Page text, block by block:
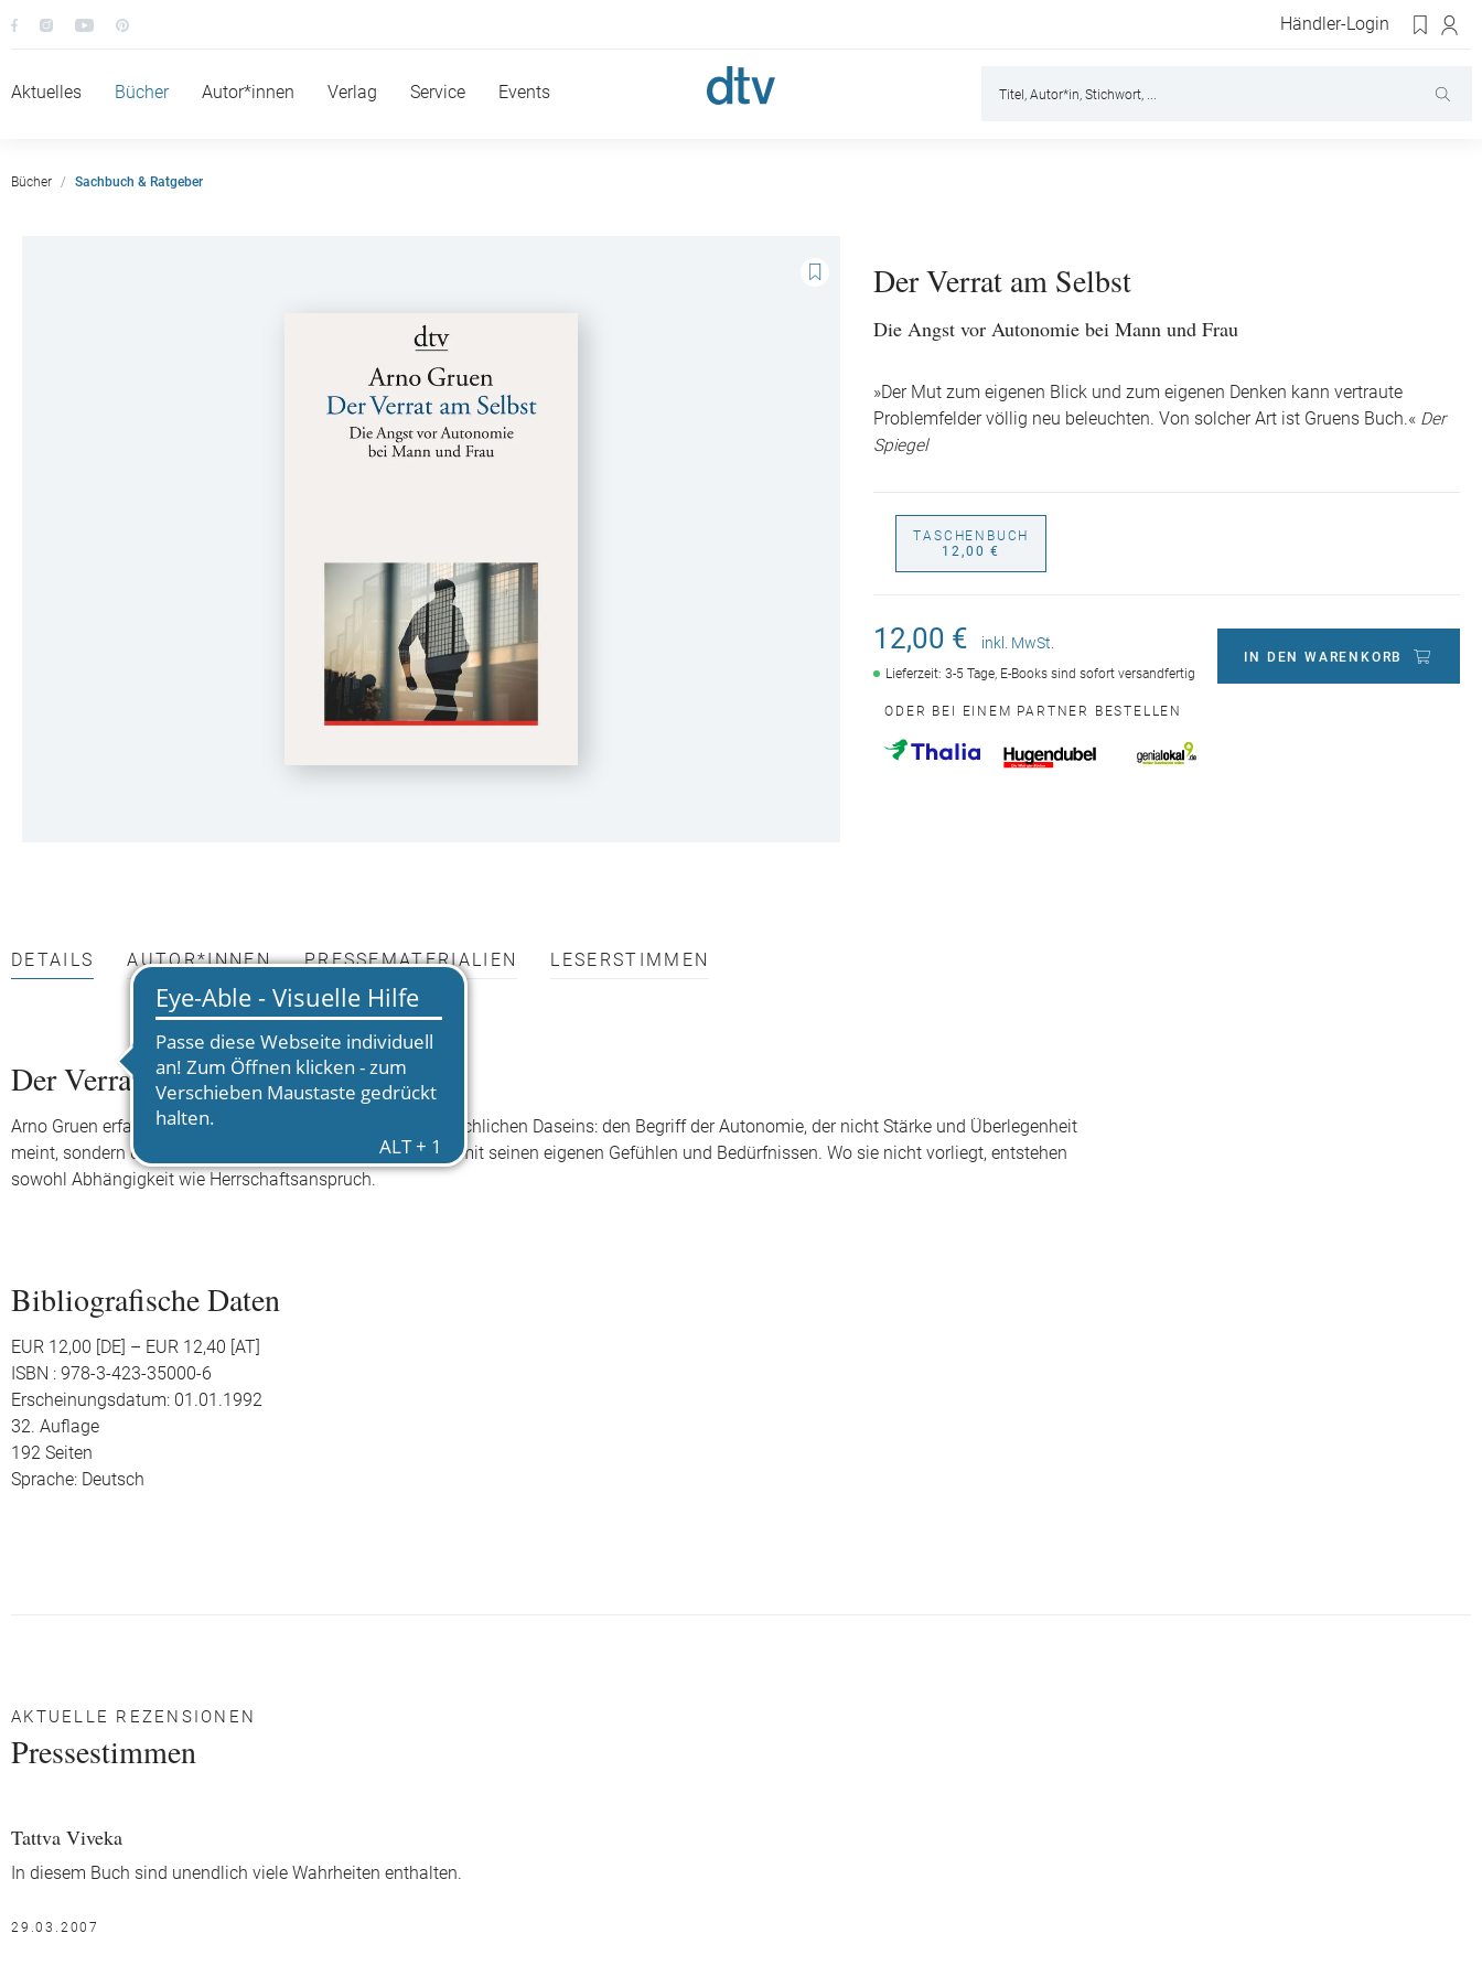
Händler-Login
Aktuelles Bücher Autor*innen Verlag Service Events
Bücher Sachbuch & Ratgeber
Der Verrat am Selbst
Die Angst vor Autonomie bei Mann und Frau
»Der Mut zum eigenen Blick und zum eigenen Denken kann vertraute
Problemfelder völlig neu beleuchten. Von solcher Art ist Gruens Buch.« Der
Spiegel
TASCHENBUCH
12,00 €
12,00 € inkl. MwSt.
Lieferzeit: 3-5 Tage, E-Books sind sofort versandfertig
IN DEN WARENKORB
ODER BEI EINEM PARTNER BESTELLEN
DETAILS AUTOR*INNEN PRESSEMATERIALIEN LESERSTIMMEN
Der Verrat am Selbst
Arno Gruen erfasst hier eine Grunddimension des mitmenschlichen Daseins: den Begriff der Autonomie, der nicht Stärke und Überlegenheit
meint, sondern die volle Übereinstimmung des Menschen mit seinen eigenen Gefühlen und Bedürfnissen. Wo sie nicht vorliegt, entstehen
sowohl Abhängigkeit wie Herrschaftsanspruch.
Bibliografische Daten
EUR 12,00 [DE] – EUR 12,40 [AT]
ISBN : 978-3-423-35000-6
Erscheinungsdatum: 01.01.1992
32. Auflage
192 Seiten
Sprache: Deutsch
AKTUELLE REZENSIONEN
Pressestimmen
Tattva Viveka
In diesem Buch sind unendlich viele Wahrheiten enthalten.
29.03.2007